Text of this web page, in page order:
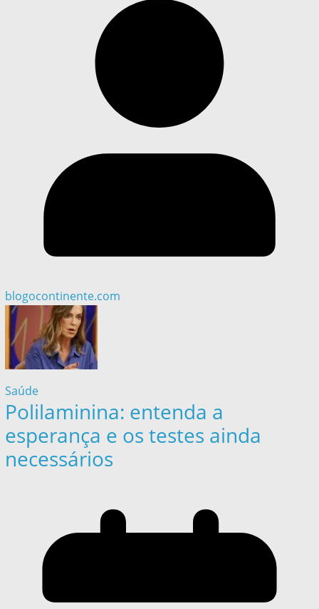
blogocontinente.com
Saúde
Polilaminina: entenda a
esperança e os testes ainda
necessários